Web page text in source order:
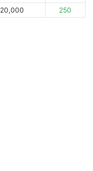
20,000 250